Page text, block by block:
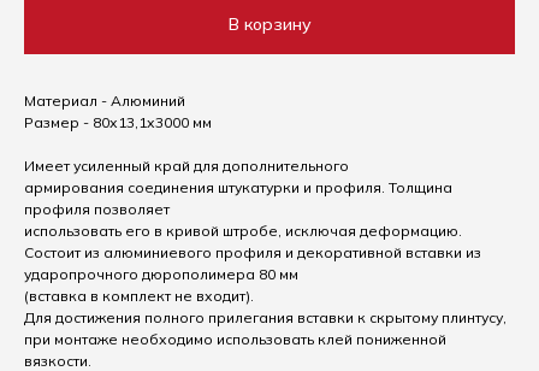
В корзину
Материал - Алюминий
Размер - 80х13,1х3000 мм
Имеет усиленный край для дополнительного
армирования соединения штукатурки и профиля. Толщина
профиля позволяет
использовать его в кривой штробе, исключая деформацию.
Состоит из алюминиевого профиля и декоративной вставки из
ударопрочного дюрополимера 80 мм
(вставка в комплект не входит).
Для достижения полного прилегания вставки к скрытому плинтусу,
при монтаже необходимо использовать клей пониженной
вязкости.